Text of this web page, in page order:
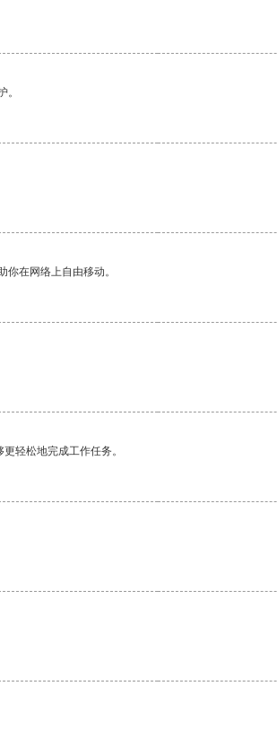
。
在网络上自由移动。
轻松地完成工作任务。